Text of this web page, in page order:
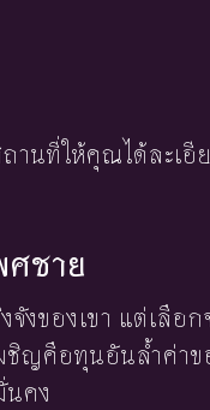
ถานที่ให้คุณได้ละเ
ศชาย
งของเขา แต่เลือ
ชิญคือทุนอันล้ำค่า
นคง